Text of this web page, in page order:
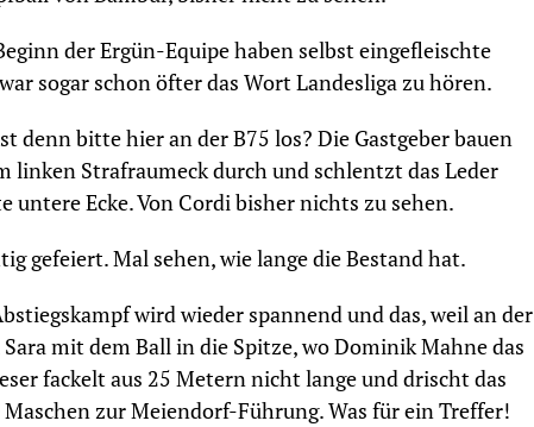
der Ergün-Equipe haben selbst eingefleischte
sogar schon öfter das Wort Landesliga zu hören.
denn bitte hier an der B75 los? Die Gastgeber bauen
linken Strafraumeck durch und schlentzt das Leder
Ecke. Von Cordi bisher nichts zu sehen.
gefeiert. Mal sehen, wie lange die Bestand hat.
wird wieder spannend und das, weil an der
mit dem Ball in die Spitze, wo Dominik Mahne das
fackelt aus 25 Metern nicht lange und drischt das
zur Meiendorf-Führung. Was für ein Treffer!